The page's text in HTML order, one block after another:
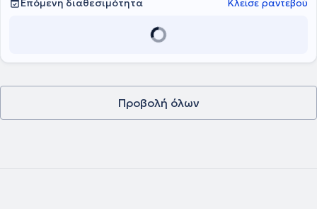
συνεδρίων. Το φυσικοθεραπευτήριο είναι πλήρως εξοπλισμένο με
σύγχρονα μηχανήματα όπως μαγνητικός διεγέρτης, κρουστικός
υπέρηχος, tecar, biofeedback, έλξη-αποσυμπίεση σπονδυλικής
αθλητικές κακώσεις, λεμφοίδημα, νευρολογικές και
ρευματολογικές παθήσεις, ενώ υπάρχει δυνατότητα και για κατ΄
Επόμενη διαθεσιμότητα
Κλείσε ραντεβού
Προβολή όλων